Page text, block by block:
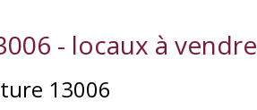
- locaux à vendre
13006